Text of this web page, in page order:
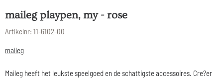
maileg playpen, my - rose
Artikelnr: 11-6102-00
maileg
Maileg heeft het leukste speelgoed en de schattigste accessoires. Cre?er